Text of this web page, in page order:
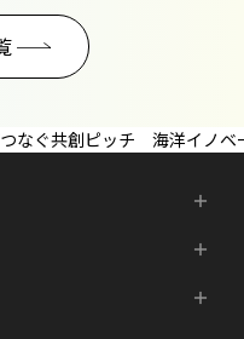
つなぐ共創ピッチ 海洋イノ